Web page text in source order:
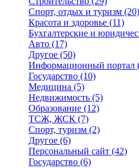
Спорт, отдых и туризм (20)
Красота и здоровье (11)
Бухгалтерские и
Авто (17)
Другое (50)
Информационный портал
Государство (10)
Медицина (5)
Недвижимость (5)
Образование (12)
ТСЖ, ЖСК (7)
Спорт, туризм (2)
Другое (6)
Персональный сайт (42)
Государство (6)